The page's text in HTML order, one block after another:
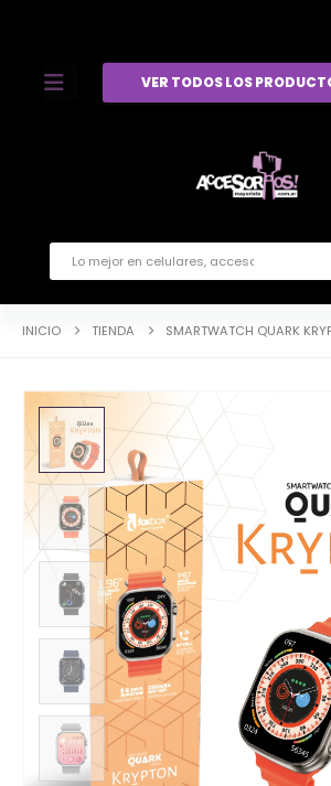
VER TODOS LOS
INICIO TIENDA SMARTWATCH QUARK